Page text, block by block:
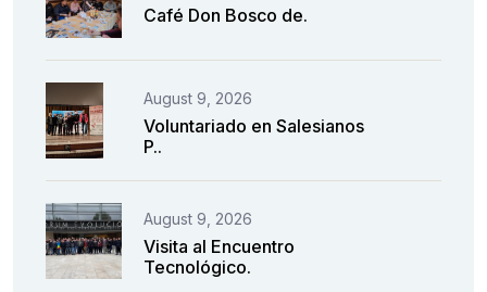
Café Don Bosco de.
August 9, 2026
Voluntariado en Salesianos
P..
August 9, 2026
Visita al Encuentro
Tecnológico.